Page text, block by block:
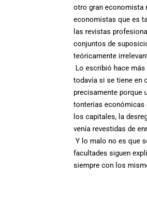
otro gran economista
economistas que es
las revistas
conjuntos de
teóricamente
Lo escribió hace
todavía si se tiene en
precisamente porque
tonterías económicas
los capitales, la
venía revestidas de
Y lo malo no es que
facultades siguen
siempre con los